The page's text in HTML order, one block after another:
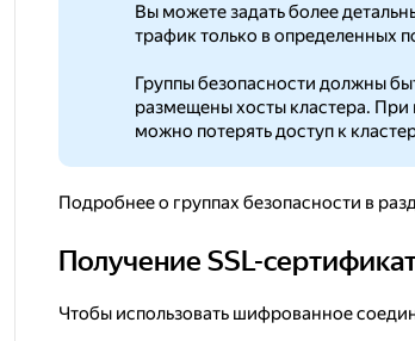
Вы можете задать более
трафик только в определенных
Группы безопасности должны
размещены хосты кластера. При
можно потерять доступ к
Подробнее о группах безопасности в
Получение SSL-сертификата
Получение SSL-
Чтобы использовать шифрованное